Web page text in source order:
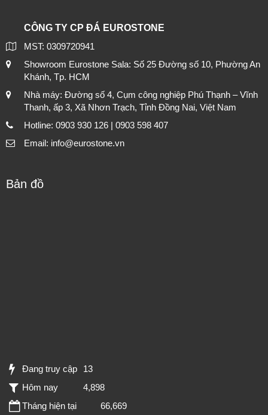
CÔNG TY CP ĐÁ EUROSTONE
MST: 0309720941
Showroom Eurostone Sala: Số 25 Đường số 10, Phường An
Khánh, Tp. HCM
Nhà máy: Đường số 4, Cụm công nghiệp Phú Thạnh – Vĩnh
Thanh, ấp 3, Xã Nhơn Trạch, Tỉnh Đồng Nai, Việt Nam
Hotline: 0903 930 126 | 0903 598 407
Email: info@eurostone.vn
Bản đồ
Đang truy cập
13
Hôm nay
4,898
Tháng hiện tại
66,669